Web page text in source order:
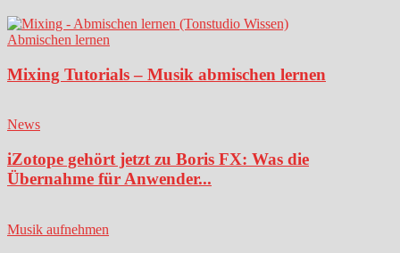
Abmischen lernen
Mixing Tutorials – Musik abmischen lernen
News
iZotope gehört jetzt zu Boris FX: Was die
Übernahme für Anwender...
Musik aufnehmen